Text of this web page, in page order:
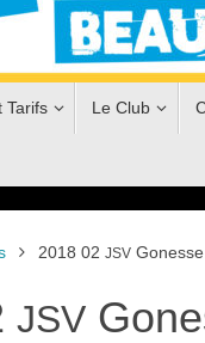
Tarifs Le Club
2018 02 JSVGonesse
JSV